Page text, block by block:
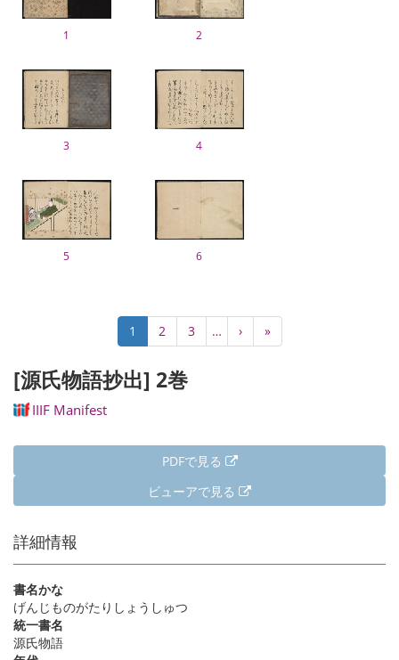
1 2
3 4
5 6
送
り
カ
レ
ン
ト
1 Page
2 Page
3 …
次
ペ
›
最
終
»
[源氏物語抄出] 2巻
IIIF Manifest
PDFで見る
ビューアで見る
詳細情報
書名かな
げんじものがたりしょうしゅつ
統一書名
源氏物語